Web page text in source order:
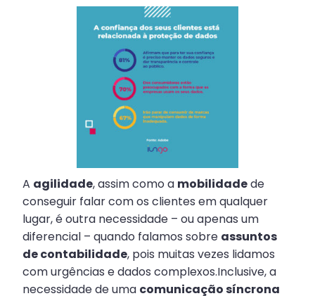
A agilidade, assim como a mobilidadede
conseguir falar com os clientes em qualquer
lugar, é outra necessidade – ou apenas um
diferencial – quando falamos sobre assuntos
de contabilidade, pois muitas vezes lidamos
com urgências e dados complexos.Inclusive, a
necessidade de uma comunicação síncrona